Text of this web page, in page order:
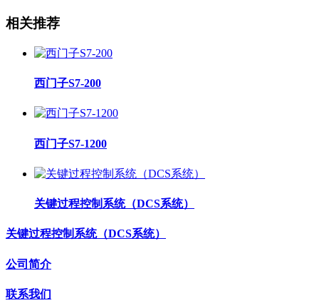
相关推荐
西门子S7-200
西门子S7-1200
关键过程控制系统（DCS系统）
关键过程控制系统（DCS系统）
公司简介
联系我们